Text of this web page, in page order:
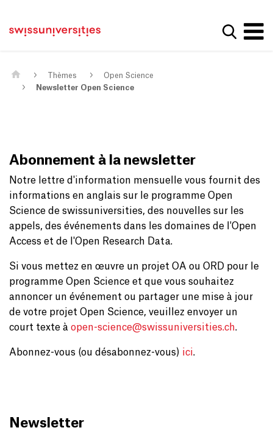
Main Navigation
Contenu
Méta-navigation
Afficher
Thèmes
Open Science
Newsletter Open Science
Abonnement à la newsletter
Notre lettre d'information mensuelle vous fournit des
informations en anglais sur le programme Open
Science de swissuniversities, des nouvelles sur les
appels, des événements dans les domaines de l'Open
Access et de l'Open Research Data.
Si vous mettez en œuvre un projet OA ou ORD pour le
programme Open Science et que vous souhaitez
annoncer un événement ou partager une mise à jour
de votre projet Open Science, veuillez envoyer un
court texte à open-science@swissuniversities.ch.
Abonnez-vous (ou désabonnez-vous) ici.
Newsletter